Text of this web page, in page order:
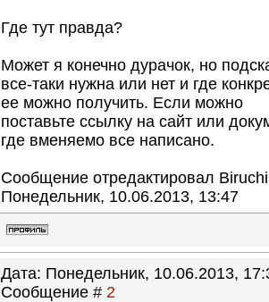
Где тут правда?
Может я конечно дурачок, но
все-таки нужна или нет и где
ее можно получить. Если можно
поставьте ссылку на сайт или
где вменяемо все написано.
Сообщение отредактировал
Понедельник, 10.06.2013, 13:47
Дата: Понедельник, 10.06.2013,
Сообщение # 2